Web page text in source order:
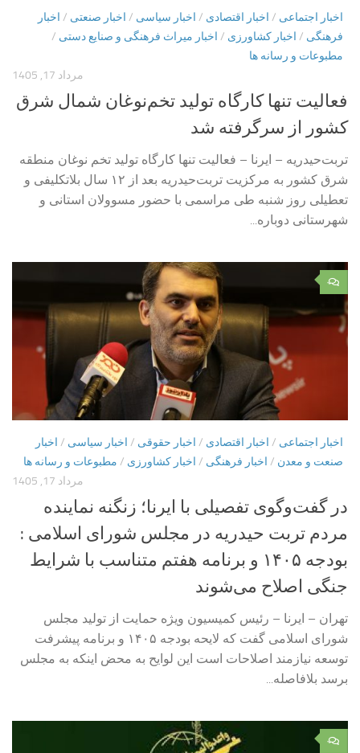
اخبار اجتماعی / اخبار اقتصادی / اخبار سیاسی / اخبار صنعتی / اخبار
فرهنگی / اخبار کشاورزی / اخبار میراث فرهنگی و صنایع دستی /
مطبوعات و رسانه ها
مرداد 17, 1405
فعالیت تنها کارگاه تولید تخم‌نوغان شمال شرق
کشور از سرگرفته شد
تربت‌حیدریه – ایرنا – فعالیت تنها کارگاه تولید تخم نوغان منطقه
شرق کشور به مرکزیت تربت‌حیدریه بعد از ۱۲ سال بلاتکلیفی و
تعطیلی روز شنبه طی مراسمی با حضور مسوولان استانی و
شهرستانی دوباره...
۰
اخبار اجتماعی / اخبار اقتصادی / اخبار حقوقی / اخبار سیاسی / اخبار
صنعت و معدن / اخبار فرهنگی / اخبار کشاورزی / مطبوعات و رسانه ها
مرداد 17, 1405
در گفت‌وگوی تفصیلی با ایرنا؛ زنگنه نماینده
مردم تربت حیدریه در مجلس شورای اسلامی :
بودجه ۱۴۰۵ و برنامه هفتم متناسب با شرایط
جنگی اصلاح می‌شوند
تهران – ایرنا – رئیس کمیسیون ویژه حمایت از تولید مجلس
شورای اسلامی گفت که لایحه بودجه ۱۴۰۵ و برنامه پیشرفت
توسعه نیازمند اصلاحات است این لوایح به محض اینکه به مجلس
برسد بلافاصله...
۰